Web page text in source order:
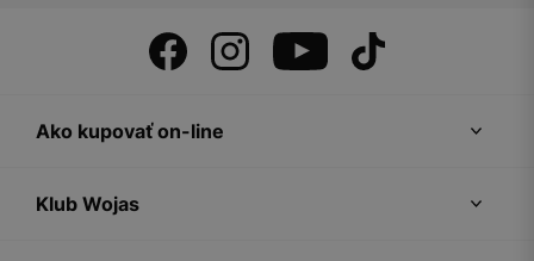
Ako kupovať on-line
Klub Wojas